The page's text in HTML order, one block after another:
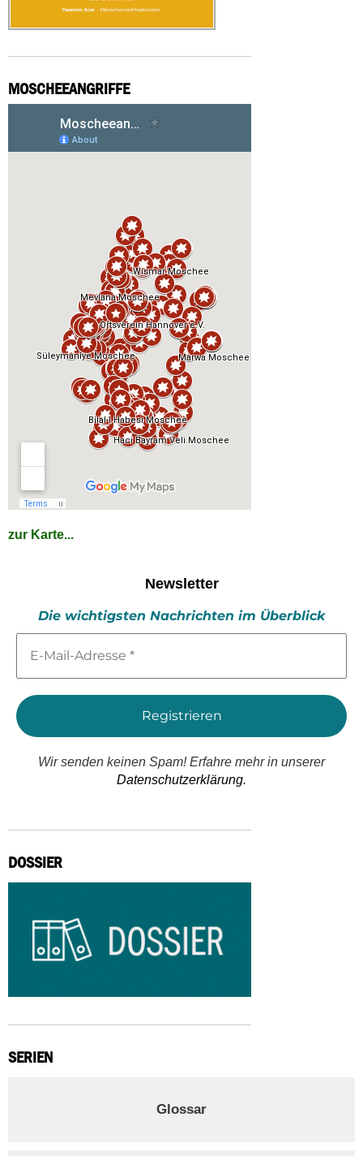
MOSCHEEANGRIFFE
zur Karte...
Newsletter
Die wichtigsten Nachrichten im Überblick
Mail-
*
Wir senden keinen Spam! Erfahre mehr in unserer
Datenschutzerklärung.
DOSSIER
SERIEN
Glossar